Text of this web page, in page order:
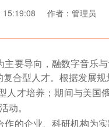
15:19:08 作者：管理员
要导向，融数字音乐
合型人才。 根据发展规
才培养；期间与美国
动。
作的企业、科研机构为